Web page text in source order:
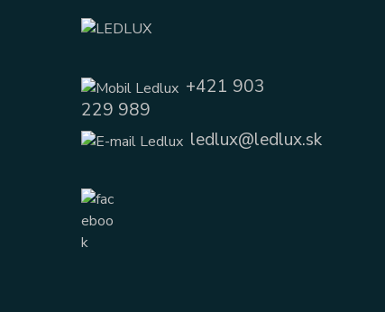
+421 903
229 989
ledlux@ledlux.sk